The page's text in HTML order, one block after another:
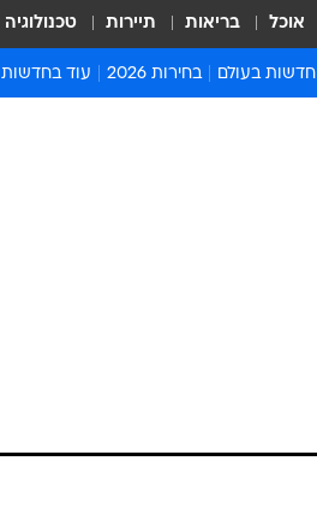
אוכל בריאות תיירות טכנולוגיה
חדשות בעולם בחירות 2026 עוד בחדשות